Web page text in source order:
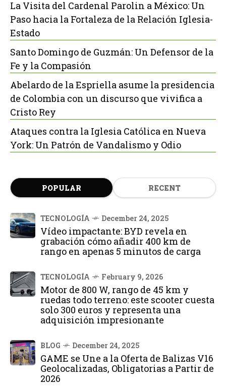
La Visita del Cardenal Parolin a México: Un
Paso hacia la Fortaleza de la Relación Iglesia-
Estado
Santo Domingo de Guzmán: Un Defensor de la
Fe y la Compasión
Abelardo de la Espriella asume la presidencia
de Colombia con un discurso que vivifica a
Cristo Rey
Ataques contra la Iglesia Católica en Nueva
York: Un Patrón de Vandalismo y Odio
POPULAR RECENT
TECNOLOGÍA December 24, 2025
Vídeo impactante: BYD revela en
grabación cómo añadir 400 km de
rango en apenas 5 minutos de carga
TECNOLOGÍA February 9, 2026
Motor de 800 W, rango de 45 km y
ruedas todo terreno: este scooter cuesta
solo 300 euros y representa una
adquisición impresionante
BLOG December 24, 2025
GAME se Une a la Oferta de Balizas V16
Geolocalizadas, Obligatorias a Partir de
2026